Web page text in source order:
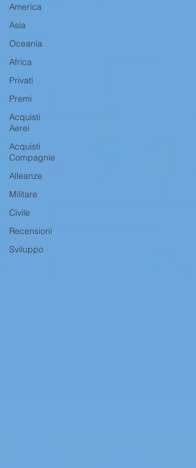
America
Asia
Oceania
Africa
Privati
Premi
Acquisti
Aerei
Acquisti
Compagnie
Alleanze
Militare
Civile
Recensioni
Sviluppo